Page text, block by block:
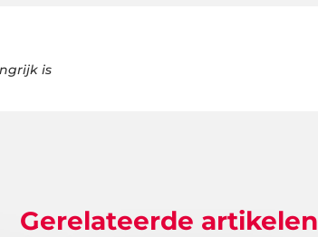
is
Gerelateerde artikelen